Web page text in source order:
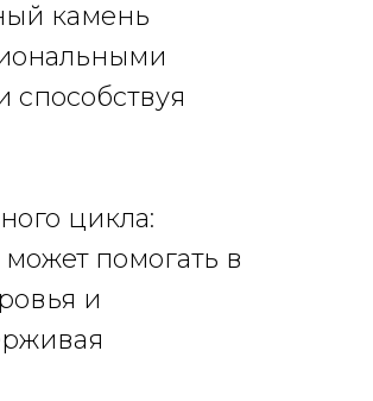
камень
способствуя
цикла:
помогать в
и